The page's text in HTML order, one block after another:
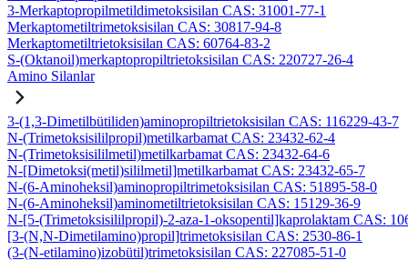
3-Merkaptopropilmetildimetoksisilan CAS: 31001-77-1
Merkaptometiltrimetoksisilan CAS: 30817-94-8
Merkaptometiltrietoksisilan CAS: 60764-83-2
S-(Oktanoil)merkaptopropiltrietoksisilan CAS: 220727-26-4
Amino Silanlar
3-(1,3-Dimetilbütiliden)aminopropiltrietoksisilan CAS: 116229-43-7
N-(Trimetoksisililpropil)metilkarbamat CAS: 23432-62-4
N-(Trimetoksisililmetil)metilkarbamat CAS: 23432-64-6
N-[Dimetoksi(metil)sililmetil]metilkarbamat CAS: 23432-65-7
N-(6-Aminoheksil)aminopropiltrimetoksisilan CAS: 51895-58-0
N-(6-Aminoheksil)aminometiltrietoksisilan CAS: 15129-36-9
N-[5-(Trimetoksisililpropil)-2-aza-1-oksopentil]kaprolaktam CAS:
[3-(N,N-Dimetilamino)propil]trimetoksisilan CAS: 2530-86-1
(3-(N-etilamino)izobütil)trimetoksisilan CAS: 227085-51-0